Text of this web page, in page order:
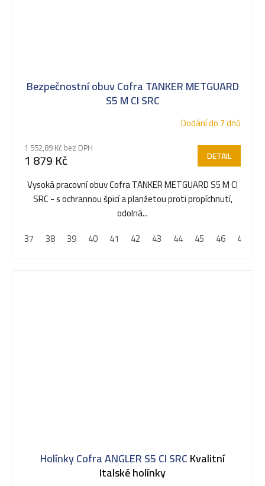
Bezpečnostní obuv Cofra TANKER METGUARD
S5 M CI SRC
Dodání do 7 dnů
1 552,89 Kč bez DPH
1 879 Kč DETAIL
Vysoká pracovní obuv Cofra TANKER METGUARD S5 M CI
SRC - s ochrannou špicí a planžetou proti propíchnutí,
odolná...
37
38 39 40 41 42 43 44 45 46 47
Holínky Cofra ANGLER S5 CI SRCKvalitní
Italské holínky